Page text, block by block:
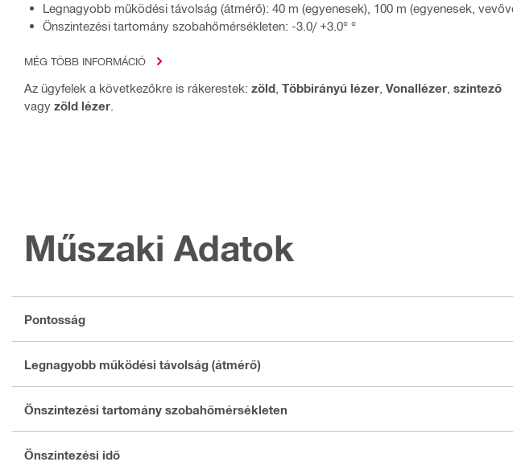
Legnagyobb működési távolság (átmérő): 40 m (egyenesek), 100 m (egyenesek,
Önszintezési tartomány szobahőmérsékleten: -3.0/ +3.0° °
MÉG TÖBB INFORMÁCIÓ
Az ügyfelek a következőkre is rákerestek: zöld Többirányú lézer Vonallézer szintező
vagy zöld lézer
Műszaki Adatok
Pontosság
Legnagyobb működési távolság (átmérő)
Önszintezési tartomány szobahőmérsékleten
Önszintezési idő